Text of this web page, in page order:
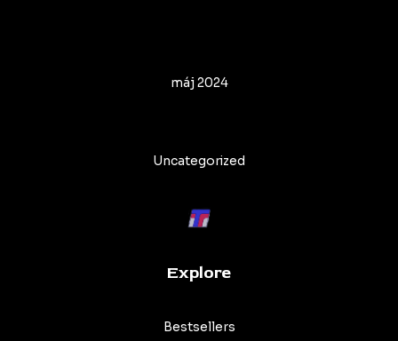
máj 2024
Uncategorized
Explore
Bestsellers